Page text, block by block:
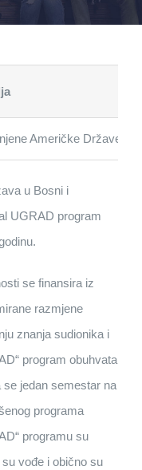
Američke Države
u Bosni i
UGRAD program
se finansira iz
razmjene
znanja sudionika i
program obuhvata
jedan semestar na
programa
programu su
vođe i obično su